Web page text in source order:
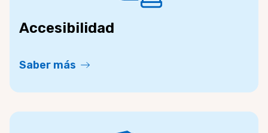
Accesibilidad
Saber más